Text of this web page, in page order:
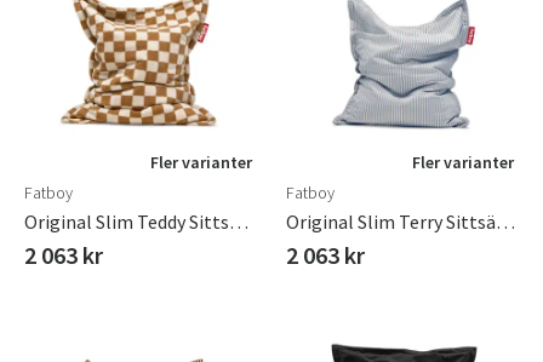
Fler varianter
Fatboy
Original Slim Teddy Sittsäck Chess Almond Creme
2 063 kr
Fler varianter
Fatboy
Original Slim Terry Sittsäck Blizzard Blue Creme
2 063 kr